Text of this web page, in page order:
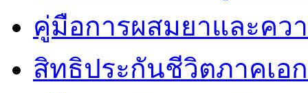
คู่มือการผสมยาและคว
สิทธิประกันชีวิตภาคเอ